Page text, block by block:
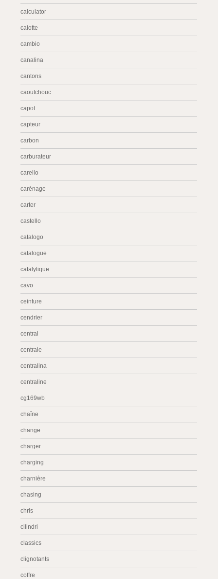
calculator
calotte
cambio
canalina
cantons
caoutchouc
capot
capteur
carbon
carburateur
carello
carénage
carter
castello
catalogo
catalogue
catalytique
cavo
ceinture
cendrier
central
centrale
centralina
centraline
cg169wb
chaîne
change
charger
charging
charnière
chasing
chris
cilindri
classics
clignotants
coffre